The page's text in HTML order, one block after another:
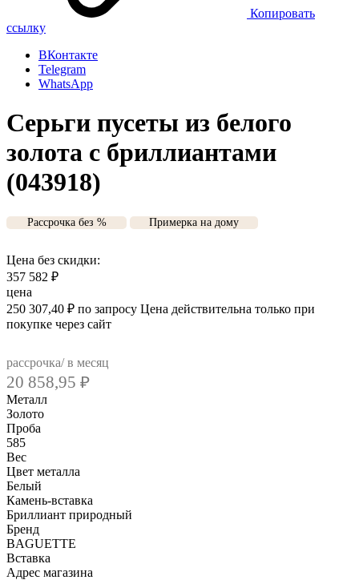
Копировать
ссылку
ВКонтакте
Telegram
WhatsApp
Серьги пусеты из белого
золота с бриллиантами
(043918)
Рассрочка без % Примерка на дому
Цена без скидки:
357 582 ₽
цена
250 307,40 ₽ по запросу Цена действительна только при
покупке через сайт
рассрочка/ в месяц
20 858,95 ₽
Металл
Золото
Проба
585
Вес
Цвет металла
Белый
Камень-вставка
Бриллиант природный
Бренд
BAGUETTE
Вcтавка
Адрес магазина